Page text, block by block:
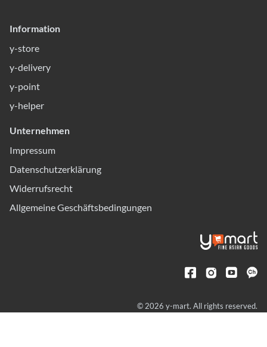
Information
y-store
y-delivery
y-point
y-helper
Unternehmen
Impressum
Datenschutzerklärung
Widerrufsrecht
Allgemeine Geschäftsbedingungen
© 2026 y-mart. All rights reserved.